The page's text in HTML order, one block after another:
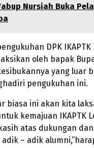
Nursiah Buka
DPK IKAPTK
oleh bapak
yang luar
pengukuhan ini.
biasa ini akan kita
kemajuan IKAPTK
atas dukungan dan
– adik